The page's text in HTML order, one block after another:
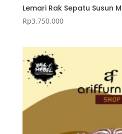
Lemari Rak Sepatu Susun
Rp3.750.000